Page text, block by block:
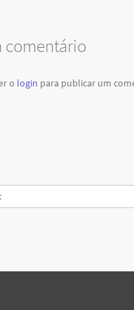
comentário
o login para publicar um